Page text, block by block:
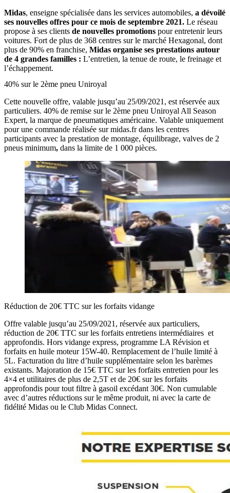
Midas, enseigne spécialisée dans les services automobiles, a dévoilé
ses nouvelles offres pour ce mois de septembre 2021. Le réseau
propose à ses clients de nouvelles promotions pour entretenir leurs
voitures. Fort de plus de 368 centres sur le marché Hexagonal, dont
plus de 90% en franchise, Midas organise ses prestations autour
de 4 grandes familles : L’entretien, la tenue de route, le freinage et
l’échappement.
40% sur le 2ème pneu Uniroyal
Cette nouvelle offre, valable jusqu’au 25/09/2021, est réservée aux
particuliers. 40% de remise sur le 2ème pneu Uniroyal All Season
Expert, la marque de pneumatiques américaine. Valable uniquement
pour une commande réalisée sur midas.fr dans les centres
participants avec la prestation de montage, équilibrage, valves de 2
pneus minimum, dans la limite de 1 000 pièces.
Réduction de 20€ TTC sur les forfaits vidange
Offre valable jusqu’au 25/09/2021, réservée aux particuliers,
réduction de 20€ TTC sur les forfaits entretiens intermédiaires et
approfondis. Hors vidange express, programme LA Révision et
forfaits en huile moteur 15W-40. Remplacement de l’huile limité à
5L. Facturation du litre d’huile supplémentaire selon les barèmes
existants. Majoration de 15€ TTC sur les forfaits entretien pour les
4×4 et utilitaires de plus de 2,5T et de 20€ sur les forfaits
approfondis pour tout filtre à gasoil excédant 30€. Non cumulable
avec d’autres réductions sur le même produit, ni avec la carte de
fidélité Midas ou le Club Midas Connect.